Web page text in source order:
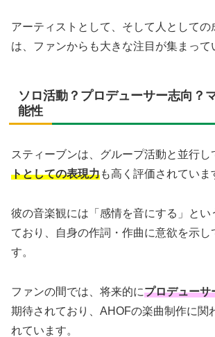
アーティストとして、そして人としての
は、ファンからも大きな注目が集まって
ソロ活動？プロデューサー志向？
能性
スティーブンは、グループ活動と並行し
トとしての表現力も高く評価されていま
彼の音楽観には「感情を音にする」とい
ており、自身の作詞・作曲に意欲を示し
す。
ファンの間では、将来的にプロデューサ
期待されており、AHOFの楽曲制作に関
れています。